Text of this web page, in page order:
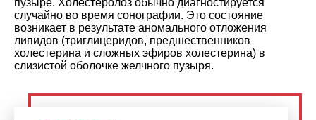
случайно во время сонографии. Это состояние
возникает в результате аномального отложения
липидов (триглицеридов, предшественников
холестерина и сложных эфиров холестерина) в
слизистой оболочке желчного пузыря.